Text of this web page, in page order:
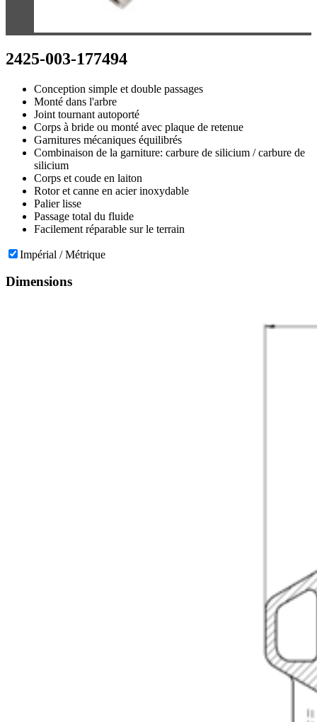
2425-003-177494
Conception simple et double passages
Monté dans l'arbre
Joint tournant autoporté
Corps à bride ou monté avec plaque de retenue
Garnitures mécaniques équilibrés
Combinaison de la garniture: carbure de silicium / carbure de
silicium
Corps et coude en laiton
Rotor et canne en acier inoxydable
Palier lisse
Passage total du fluide
Facilement réparable sur le terrain
Impérial / Métrique
Dimensions